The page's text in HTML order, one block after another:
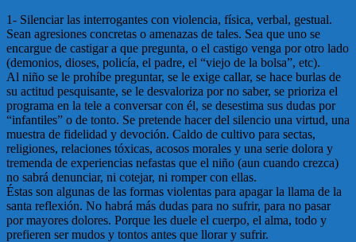
1- Silenciar las interrogantes con violencia, física, verbal, gestual.
Sean agresiones concretas o amenazas de tales. Sea que uno se
encargue de castigar a que pregunta, o el castigo venga por otro lado
(demonios, dioses, policía, el padre, el “viejo de la bolsa”, etc).
Al niño se le prohíbe preguntar, se le exige callar, se hace burlas de
su actitud pesquisante, se le desvaloriza por no saber, se prioriza el
programa en la tele a conversar con él, se desestima sus dudas por
“infantiles” o de tonto. Se pretende hacer del silencio una virtud, una
muestra de fidelidad y devoción. Caldo de cultivo para sectas,
religiones, relaciones tóxicas, acosos morales y una serie dolora y
tremenda de experiencias nefastas que el niño (aun cuando crezca)
no sabrá denunciar, ni cotejar, ni romper con ellas.
Éstas son algunas de las formas violentas para apagar la llama de la
santa reflexión. No habrá más dudas para no sufrir, para no pasar
por mayores dolores. Porque les duele el cuerpo, el alma, todo y
prefieren ser mudos y tontos antes que llorar y sufrir.